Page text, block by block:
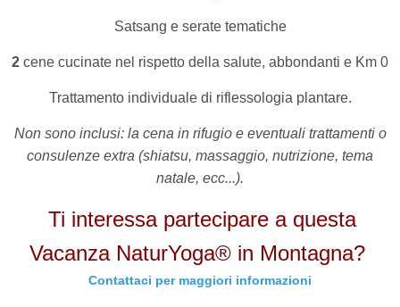
Satsang e serate tematiche
2 cene cucinate nel rispetto della salute, abbondanti e Km 0
Trattamento individuale di riflessologia plantare.
Non sono inclusi: la cena in rifugio e eventuali trattamenti o
consulenze extra (shiatsu, massaggio, nutrizione, tema
natale, ecc...).
Ti interessa partecipare a questa
Vacanza NaturYoga® in Montagna?
Contattaci per maggiori informazioni